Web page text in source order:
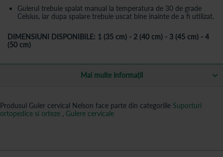
Gulerul trebuie spalat manual la temperatura de 30 de grade
Celsius, iar dupa spalare trebuie uscat bine inainte de a fi utilizat.
DIMENSIUNI DISPONIBILE: 1 (35 cm) - 2 (40 cm) - 3 (45 cm) - 4
(50 cm)
Mai multe informații
Produsul Guler cervical Nelson face parte din categoriile Suporturi
ortopedice si orteze , Gulere cervicale